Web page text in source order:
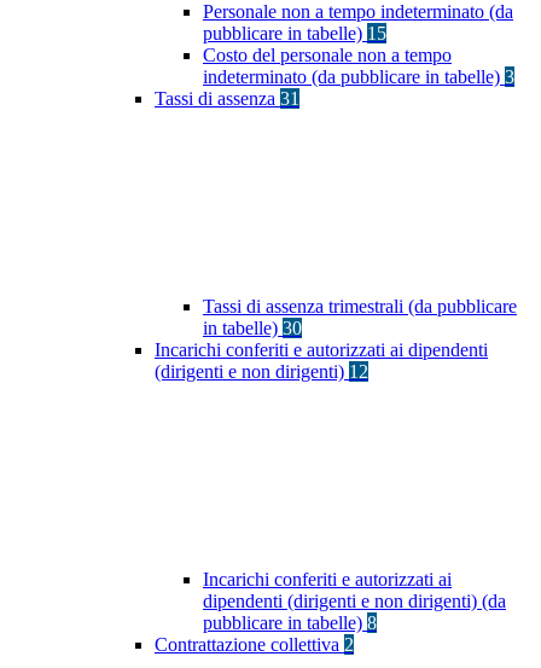
Personale non a tempo indeterminato (da
pubblicare in tabelle) 15
Costo del personale non a tempo
indeterminato (da pubblicare in tabelle) 3
Tassi di assenza 31
Tassi di assenza trimestrali (da pubblicare
in tabelle) 30
Incarichi conferiti e autorizzati ai dipendenti
(dirigenti e non dirigenti) 12
Incarichi conferiti e autorizzati ai
dipendenti (dirigenti e non dirigenti) (da
pubblicare in tabelle) 8
Contrattazione collettiva 2